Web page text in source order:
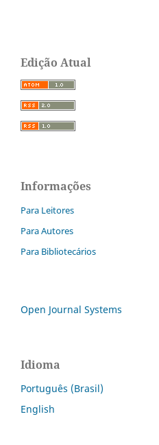
Edição Atual
Informações
Para Leitores
Para Autores
Para Bibliotecários
Open Journal Systems
Idioma
Português (Brasil)
English